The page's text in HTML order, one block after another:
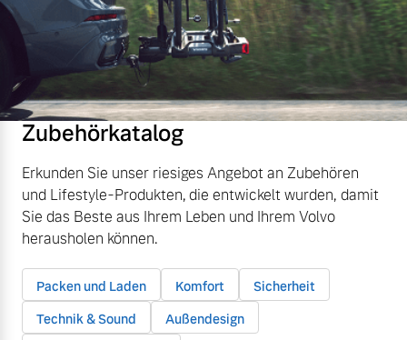
Zubehörkatalog
Erkunden Sie unser riesiges Angebot an Zubehören
und Lifestyle-Produkten, die entwickelt wurden, damit
Sie das Beste aus Ihrem Leben und Ihrem Volvo
herausholen können.
Packen und Laden Komfort
Sicherheit
Technik & Sound
Außendesign